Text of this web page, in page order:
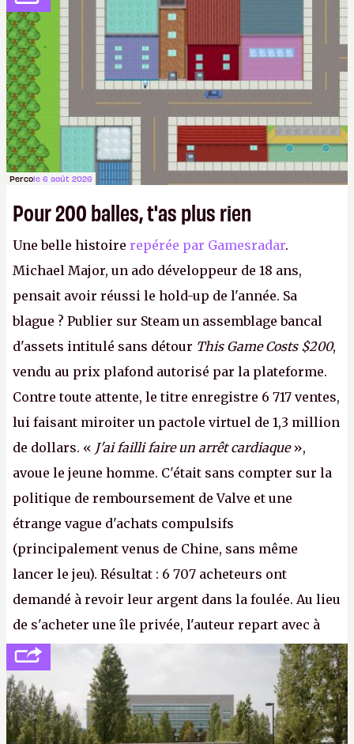
Percole 6 août 2026
Pour 200 balles, t'as plus rien
Une belle histoire repérée par Gamesradar.
Michael Major, un ado développeur de 18 ans,
pensait avoir réussi le hold-up de l'année. Sa
blague ? Publier sur Steam un assemblage bancal
d'assets intitulé sans détour This Game Costs $200,
vendu au prix plafond autorisé par la plateforme.
Contre toute attente, le titre enregistre 6 717 ventes,
lui faisant miroiter un pactole virtuel de 1,3 million
de dollars. « J'ai failli faire un arrêt cardiaque»,
avoue le jeune homme. C'était sans compter sur la
politique de remboursement de Valve et une
étrange vague d'achats compulsifs
(principalement venus de Chine, sans même
lancer le jeu). Résultat : 6 707 acheteurs ont
demandé à revoir leur argent dans la foulée. Au lieu
de s'acheter une île privée, l'auteur repart avec à
peine 2 000 dollars en poche. C'est toujours plus
cher payé que le temps passé à dev, mais ça
apprendra aux petits malins qu'on ne braque pas
Gabe Newell aussi facilement.P.